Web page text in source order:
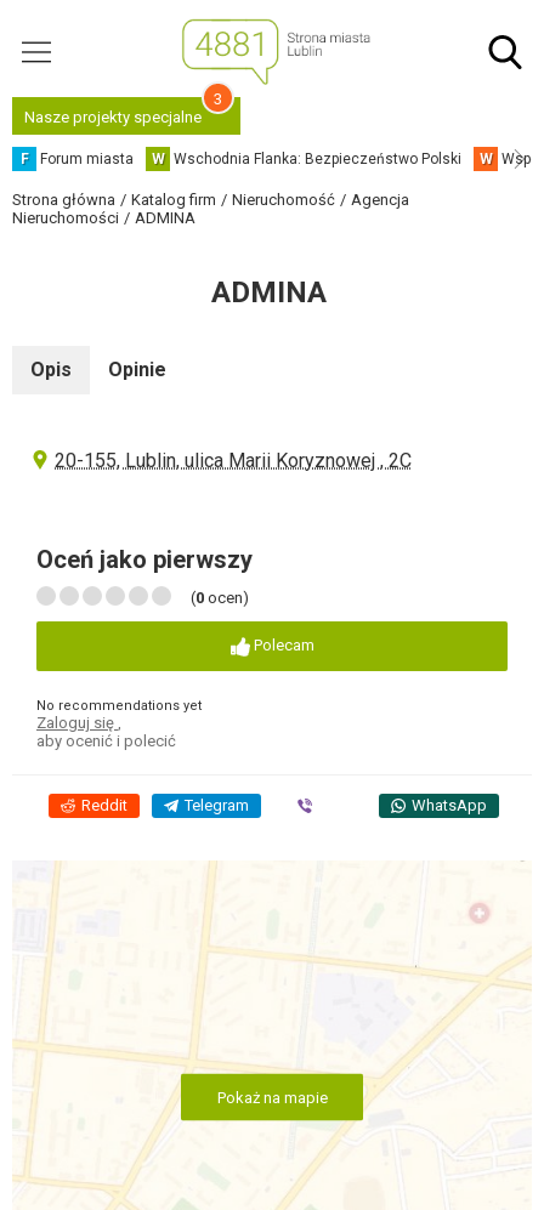
Nasze projekty specjalne
3
F Forum miasta W Wschodnia Flanka: Bezpieczeństwo Polski W
Strona główna Katalog firm Nieruchomość
Agencja
Nieruchomości
ADMINA
ADMINA
Opis Opinie
20-155, Lublin, ulica Marii Koryznowej , 2C
Oceń jako pierwszy
(0 ocen)
Polecam
No recommendations yet
Zaloguj się
aby ocenić i polecić
Reddit Telegram WhatsApp
Pokaż na mapie